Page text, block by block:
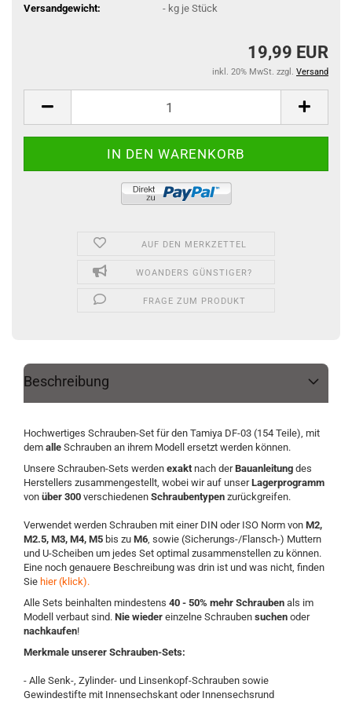
Versandgewicht: -kg je Stück
19,99 EUR
inkl. 20% MwSt. zzgl. Versand
AUF DEN MERKZETTEL
WOANDERS GÜNSTIGER?
FRAGE ZUM PRODUKT
Beschreibung
Hochwertiges Schrauben-Set für den Tamiya DF-03 (154 Teile), mit
dem alle Schrauben an ihrem Modell ersetzt werden können.
Unsere Schrauben-Sets werden exakt nach derBauanleitung des
Herstellers zusammengestellt, wobei wir auf unserLagerprogramm
von über 300 verschiedenen Schraubentypen zurückgreifen.
Verwendet werden Schrauben mit einer DIN oder ISO Norm von M2,
M2.5, M3, M4, M5 bis zu M6, sowie (Sicherungs-/Flansch-) Muttern
und U-Scheiben um jedes Set optimal zusammenstellen zu können.
Eine noch genauere Beschreibung was drin ist und was nicht, finden
Sie hier (klick).
Alle Sets beinhalten mindestens 40 - 50% mehr Schrauben als im
Modell verbaut sind. Nie wieder einzelne Schrauben suchen oder
nachkaufen!
Merkmale unserer Schrauben-Sets:
- Alle Senk-, Zylinder- und Linsenkopf-Schrauben sowie
Gewindestifte mit Innensechskant oder Innensechsrund